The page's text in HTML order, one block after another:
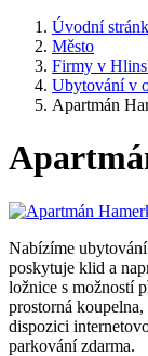
Úvodní
Město
Firmy v
Ubytování v
Apartmán
Nabízíme
poskytuje klid a
ložnice s možností
prostorná
dispozici
parkování zdarma.